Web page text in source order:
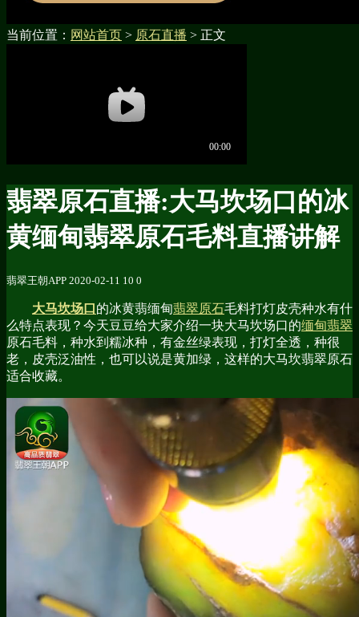
当前位置： 网站首页 > 原石直播 > 正文
翡翠原石直播:大马坎场口的冰
黄缅甸翡翠原石毛料直播讲解
翡翠王朝APP 2020-02-11 10 0
大马坎场口 的冰黄翡缅甸翡翠原石毛料打灯皮壳种水有什
么特点表现？今天豆豆给大家介绍一块大马坎场口的缅甸翡翠
原石毛料，种水到糯冰种，有金丝绿表现，打灯全透，种很
老，皮壳泛油性，也可以说是黄加绿，这样的大马坎翡翠原石
适合收藏。